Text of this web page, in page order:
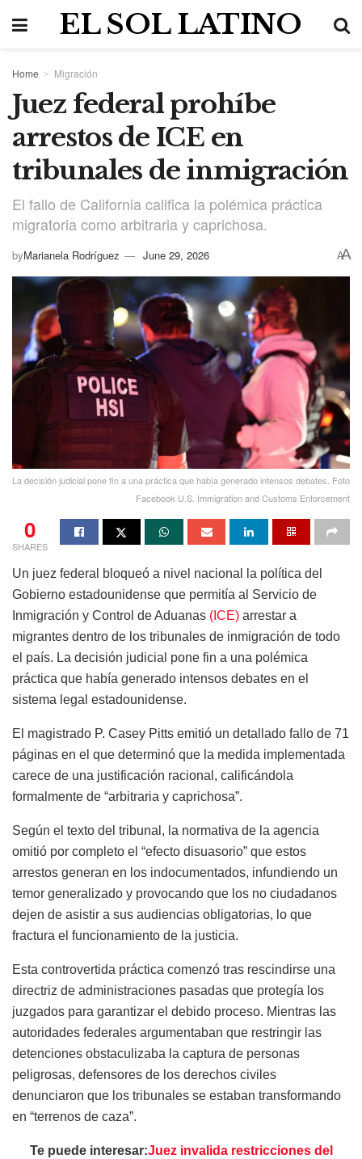
EL SOL LATINO
Home Migración
Juez federal prohíbe
arrestos de ICE en
tribunales de inmigración
El fallo de California califica la polémica práctica
migratoria como arbitraria y caprichosa.
byMarianela Rodríguez June 29, 2026 AA
La decisión judicial pone fin a una práctica que había generado intensos debates. Foto
Facebook U.S. Immigration and Customs Enforcement
0
SHARES
Un juez federal bloqueó a nivel nacional la política del
Gobierno estadounidense que permitía al Servicio de
Inmigración y Control de Aduanas (ICE) arrestar a
migrantes dentro de los tribunales de inmigración de todo
el país. La decisión judicial pone fin a una polémica
práctica que había generado intensos debates en el
sistema legal estadounidense.
El magistrado P. Casey Pitts emitió un detallado fallo de 71
páginas en el que determinó que la medida implementada
carece de una justificación racional, calificándola
formalmente de “arbitraria y caprichosa”.
Según el texto del tribunal, la normativa de la agencia
omitió por completo el “efecto disuasorio” que estos
arrestos generan en los indocumentados, infundiendo un
temor generalizado y provocando que los no ciudadanos
dejen de asistir a sus audiencias obligatorias, lo que
fractura el funcionamiento de la justicia.
Esta controvertida práctica comenzó tras rescindirse una
directriz de administraciones pasadas que protegía los
juzgados para garantizar el debido proceso. Mientras las
autoridades federales argumentaban que restringir las
detenciones obstaculizaba la captura de personas
peligrosas, defensores de los derechos civiles
denunciaron que los tribunales se estaban transformando
en “terrenos de caza”.
Te puede interesar:Juez invalida restricciones del